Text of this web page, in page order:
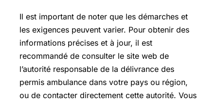
Il est important de noter que les démarches et
les exigences peuvent varier. Pour obtenir des
informations précises et à jour, il est
recommandé de consulter le site web de
l’autorité responsable de la délivrance des
permis ambulance dans votre pays ou région,
ou de contacter directement cette autorité. Vous